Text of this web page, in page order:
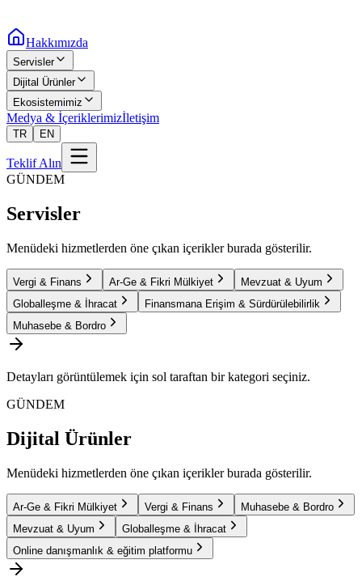
Hakkımızda
Servisler
Dijital Ürünler
Ekosistemimiz
Medya & İçeriklerimizİletişim
TR EN
Teklif Alın
GÜNDEM
Servisler
Menüdeki hizmetlerden öne çıkan içerikler burada gösterilir.
Vergi & Finans Ar-Ge & Fikri Mülkiyet
Mevzuat & Uyum
Globalleşme & İhracat
Finansmana Erişim & Sürdürülebilirlik
Muhasebe & Bordro
Detayları görüntülemek için sol taraftan bir kategori seçiniz.
GÜNDEM
Dijital Ürünler
Menüdeki hizmetlerden öne çıkan içerikler burada gösterilir.
Ar-Ge & Fikri Mülkiyet Vergi & Finans
Muhasebe & Bordro
Mevzuat & Uyum
Globalleşme & İhracat
Online danışmanlık & eğitim platformu